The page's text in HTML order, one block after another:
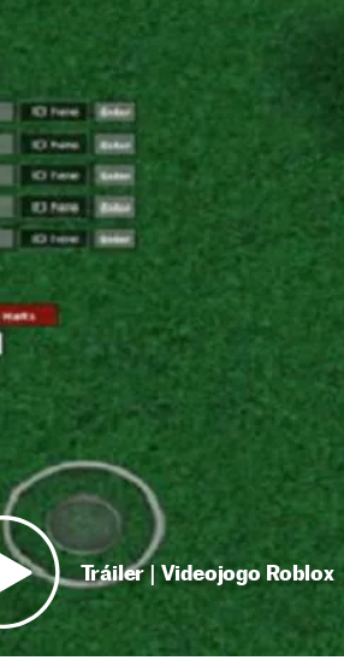
Tráiler | Videojogo Roblox